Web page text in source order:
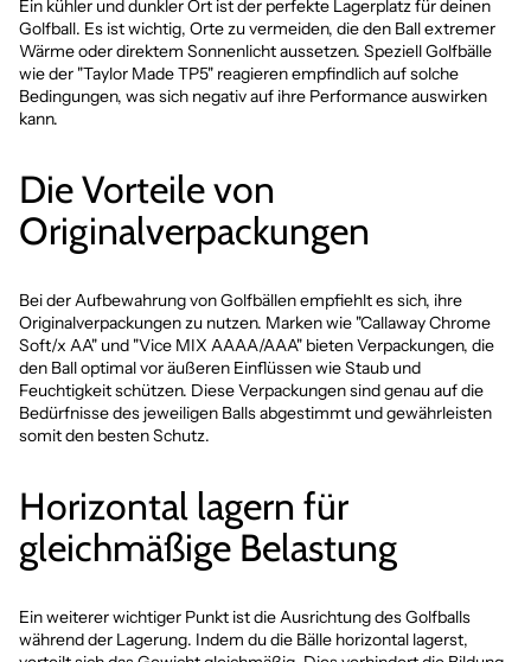
Ein kühler und dunkler Ort ist der perfekte Lagerplatz für deinen
Golfball. Es ist wichtig, Orte zu vermeiden, die den Ball extremer
Wärme oder direktem Sonnenlicht aussetzen. Speziell Golfbälle
wie der "Taylor Made TP5" reagieren empfindlich auf solche
Bedingungen, was sich negativ auf ihre Performance auswirken
kann.
Die Vorteile von
Originalverpackungen
Bei der Aufbewahrung von Golfbällen empfiehlt es sich, ihre
Originalverpackungen zu nutzen. Marken wie "Callaway Chrome
Soft/x AA" und "Vice MIX AAAA/AAA" bieten Verpackungen, die
den Ball optimal vor äußeren Einflüssen wie Staub und
Feuchtigkeit schützen. Diese Verpackungen sind genau auf die
Bedürfnisse des jeweiligen Balls abgestimmt und gewährleisten
somit den besten Schutz.
Horizontal lagern für
gleichmäßige Belastung
Ein weiterer wichtiger Punkt ist die Ausrichtung des Golfballs
während der Lagerung. Indem du die Bälle horizontal lagerst,